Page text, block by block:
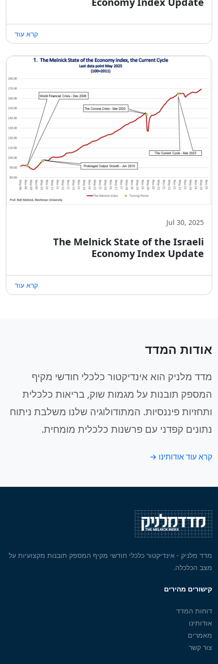
קרא עוד
Jul 30, 2025
The Melnick State of the Israeli
Economy Index Update
קרא עוד
אודות המדד
מדד מלניק הוא אינדיקטור כלכלי חודשי מקיף
המספק תובנות על מגמות שוק, בריאות כלכלית
ותחזיות פיננסיות. המתודולוגיה שלנו משלבת ניתוח
נתונים קפדני עם פרשנות כלכלית מומחית.
קרא עוד אודותינו →
מדד מלניק - אינדיקטור כלכלי חודשי מקיף המספק תובנות מקצועיות על
מצב הכלכלה.
קישורים מהירים
דוחות המדד
אודותינו
מאמרים
צור קשר